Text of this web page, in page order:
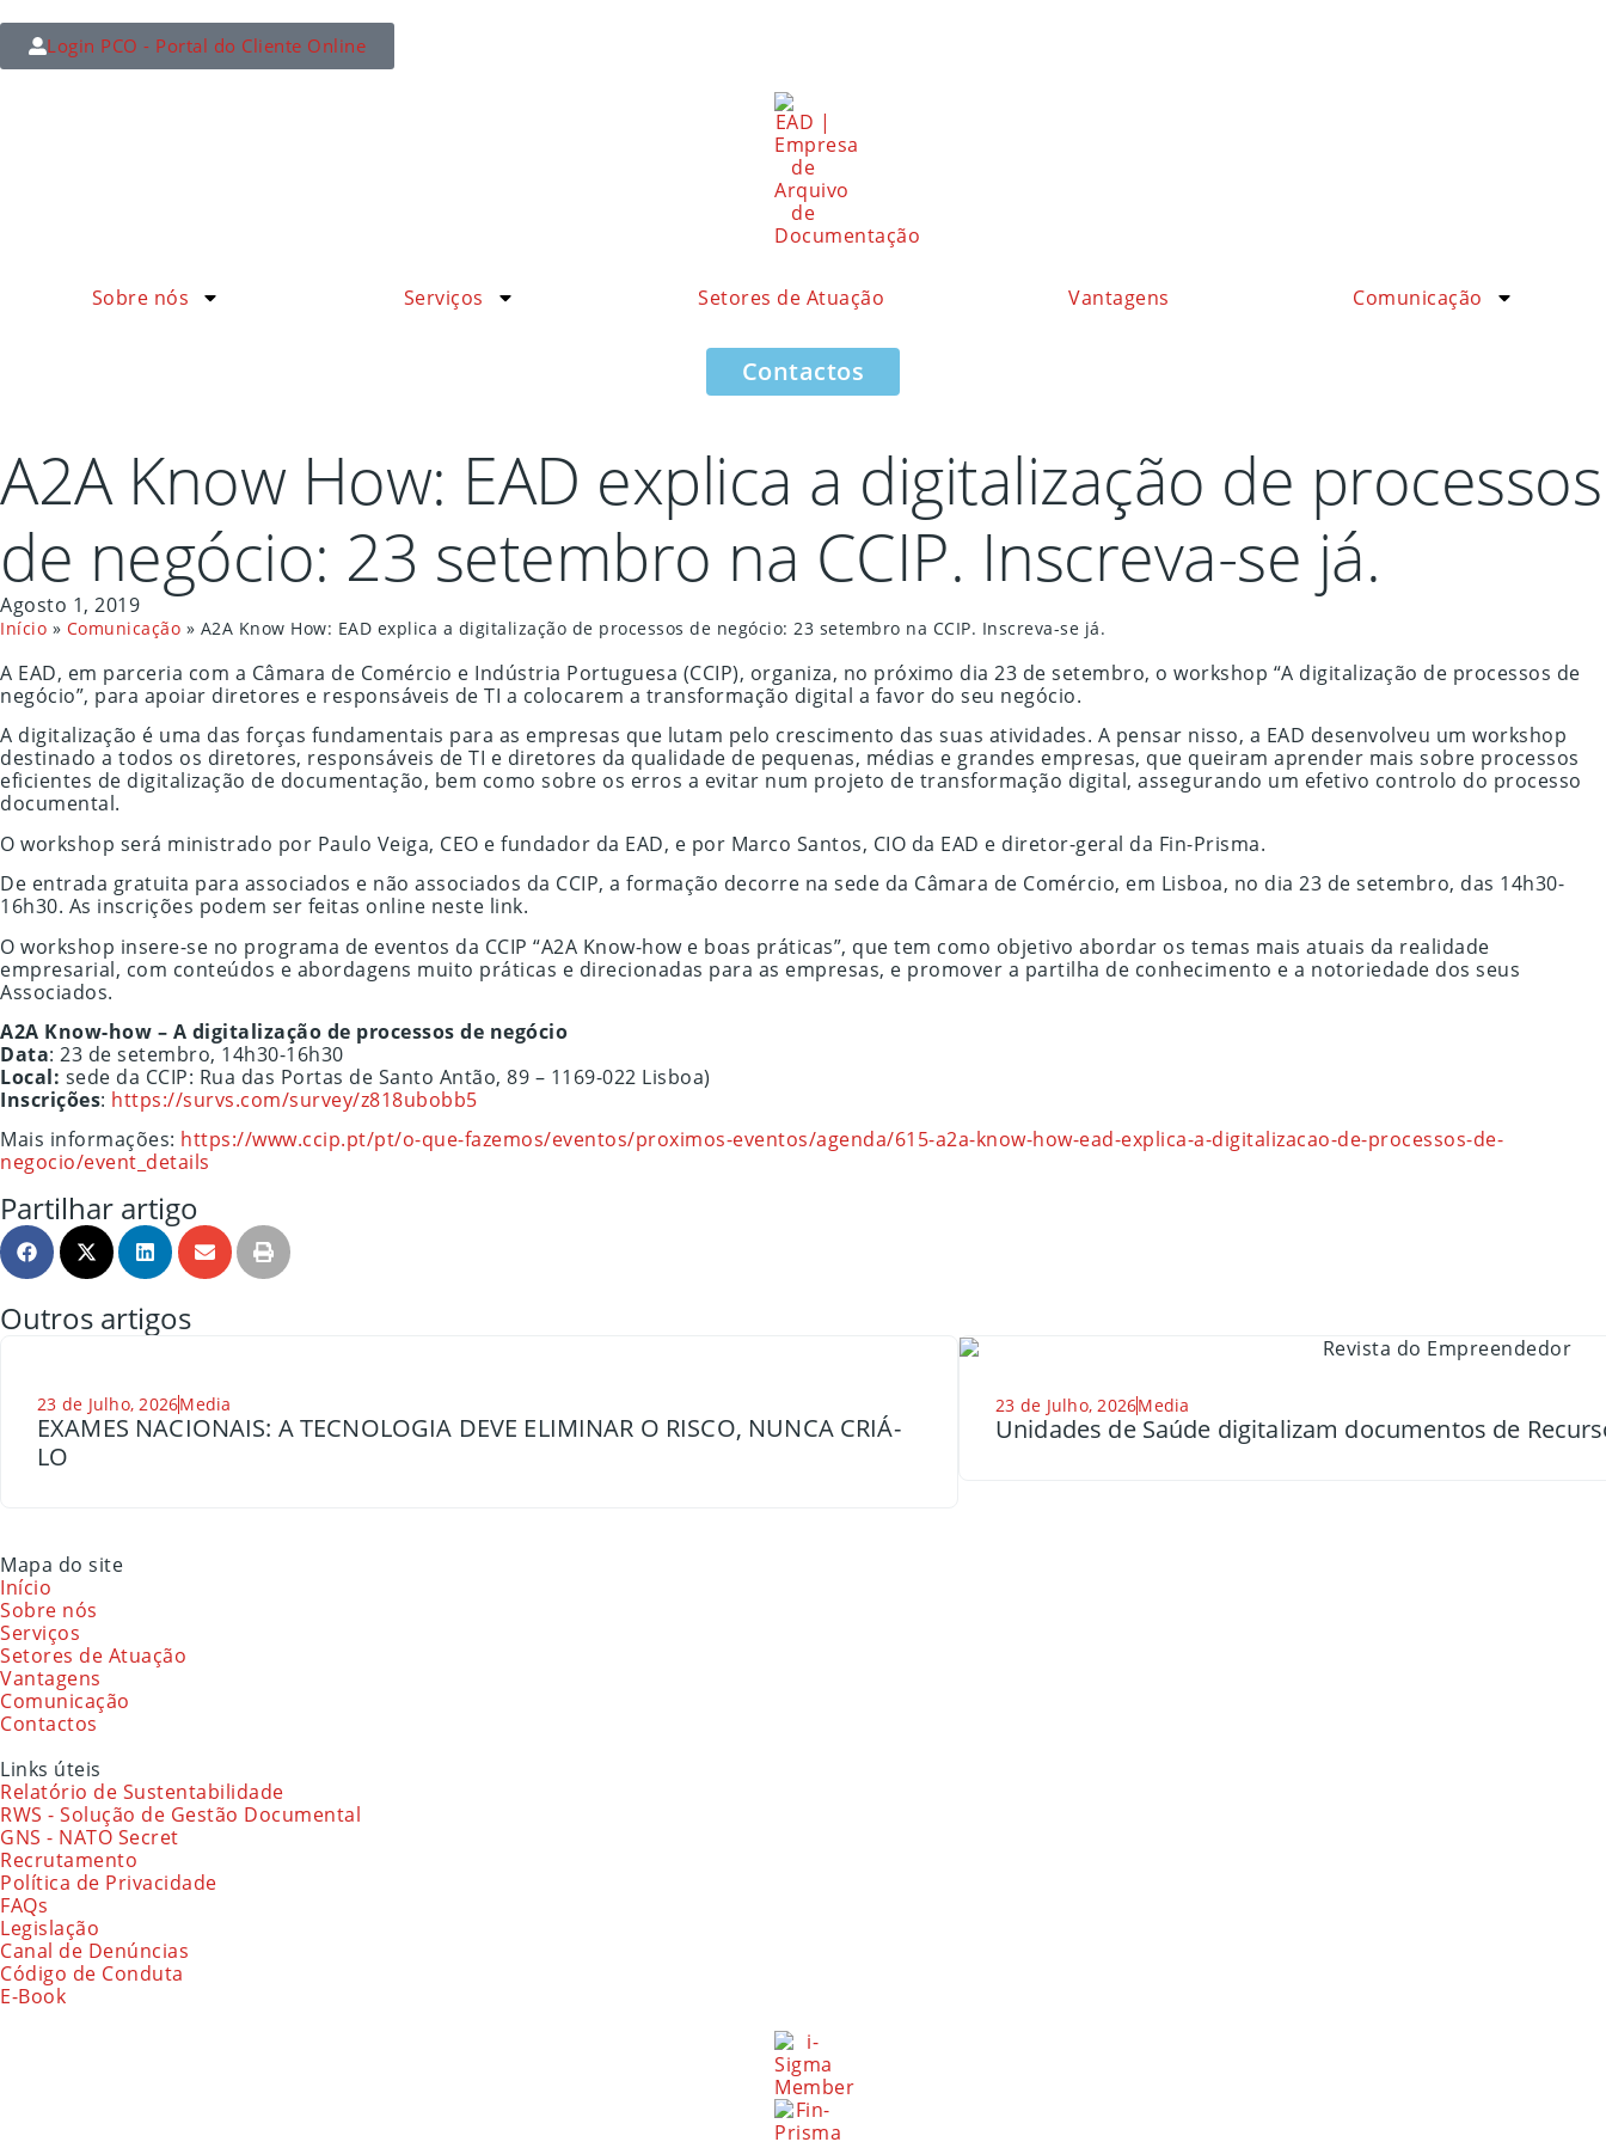
Login PCO - Portal do Cliente Online
Sobre nós Serviços Setores de Atuação Vantagens Comunicação
Contactos
A2A Know How: EAD explica a digitalização de processos
de negócio: 23 setembro na CCIP. Inscreva-se já.
Agosto 1, 2019
Início » Comunicação » A2A Know How: EAD explica a digitalização de processos de negócio: 23 setembro na CCIP. Inscreva-se já.
A EAD, em parceria com a Câmara de Comércio e Indústria Portuguesa (CCIP), organiza, no próximo dia 23 de setembro, o workshop “A digitalização de processos de
negócio”, para apoiar diretores e responsáveis de TI a colocarem a transformação digital a favor do seu negócio.
A digitalização é uma das forças fundamentais para as empresas que lutam pelo crescimento das suas atividades. A pensar nisso, a EAD desenvolveu um workshop
destinado a todos os diretores, responsáveis de TI e diretores da qualidade de pequenas, médias e grandes empresas, que queiram aprender mais sobre processos
eficientes de digitalização de documentação, bem como sobre os erros a evitar num projeto de transformação digital, assegurando um efetivo controlo do processo
documental.
O workshop será ministrado por Paulo Veiga, CEO e fundador da EAD, e por Marco Santos, CIO da EAD e diretor-geral da Fin-Prisma.
De entrada gratuita para associados e não associados da CCIP, a formação decorre na sede da Câmara de Comércio, em Lisboa, no dia 23 de setembro, das 14h30-
16h30. As inscrições podem ser feitas online neste link.
O workshop insere-se no programa de eventos da CCIP “A2A Know-how e boas práticas”, que tem como objetivo abordar os temas mais atuais da realidade
empresarial, com conteúdos e abordagens muito práticas e direcionadas para as empresas, e promover a partilha de conhecimento e a notoriedade dos seus
Associados.
A2A Know-how – A digitalização de processos de negócio
Data: 23 de setembro, 14h30-16h30
Local: sede da CCIP: Rua das Portas de Santo Antão, 89 – 1169-022 Lisboa)
Inscrições: https://survs.com/survey/z818ubobb5
Mais informações: https://www.ccip.pt/pt/o-que-fazemos/eventos/proximos-eventos/agenda/615-a2a-know-how-ead-explica-a-digitalizacao-de-processos-de-
negocio/event_details
Partilhar artigo
Outros artigos
23 de Julho, 2026Media
EXAMES NACIONAIS: A TECNOLOGIA DEVE ELIMINAR O RISCO, NUNCA CRIÁ-
LO
23 de Julho, 2026Media
Unidades de Saúde digitalizam documentos de
Mapa do site
Início
Sobre nós
Serviços
Setores de Atuação
Vantagens
Comunicação
Contactos
Links úteis
Relatório de Sustentabilidade
RWS - Solução de Gestão Documental
GNS - NATO Secret
Recrutamento
Política de Privacidade
FAQs
Legislação
Canal de Denúncias
Código de Conduta
E-Book